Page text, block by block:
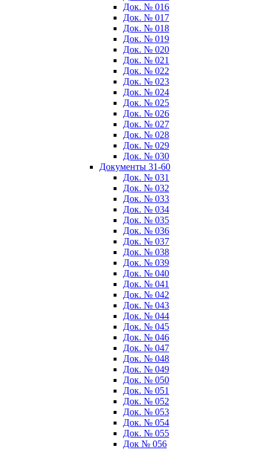
Док. № 016
Док. № 017
Док. № 018
Док. № 019
Док. № 020
Док. № 021
Док. № 022
Док. № 023
Док. № 024
Док. № 025
Док. № 026
Док. № 027
Док. № 028
Док. № 029
Док. № 030
Документы 31-60
Док. № 031
Док. № 032
Док. № 033
Док. № 034
Док. № 035
Док. № 036
Док. № 037
Док. № 038
Док. № 039
Док. № 040
Док. № 041
Док. № 042
Док. № 043
Док. № 044
Док. № 045
Док. № 046
Док. № 047
Док. № 048
Док. № 049
Док. № 050
Док. № 051
Док. № 052
Док. № 053
Док. № 054
Док. № 055
Док № 056